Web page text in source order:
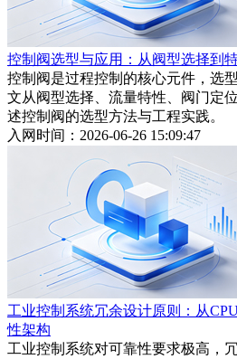
控制阀选型与应用：从阀型选择到
控制阀是过程控制的核心元件，选
文从阀型选择、流量特性、阀门定
述控制阀的选型方法与工程实践。
入网时间：2026-06-26 15:09:47
工业控制系统冗余设计原则：从
性架构
工业控制系统对可靠性要求极高，